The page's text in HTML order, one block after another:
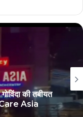
की तबीयत
Care Asia